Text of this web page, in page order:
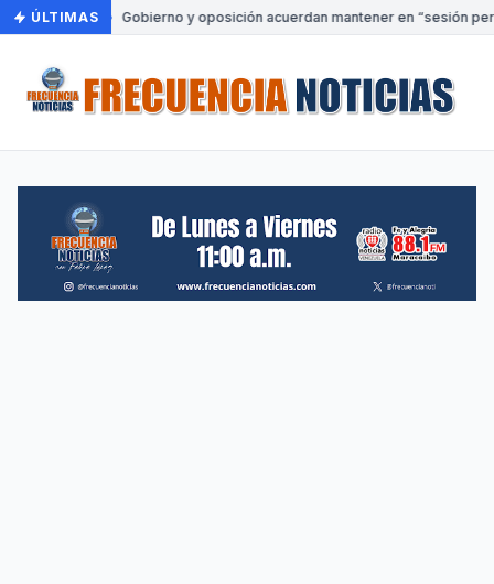
ÚLTIMAS Gobierno y oposición acuerdan mantener en “sesión